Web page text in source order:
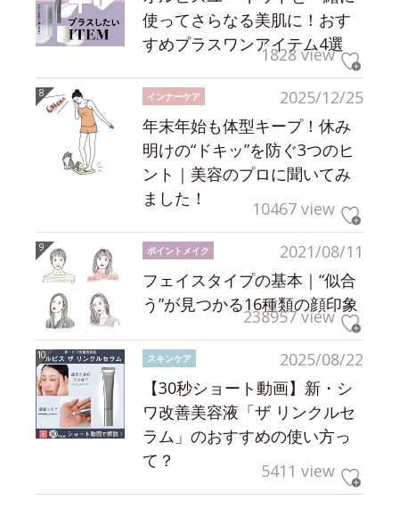
使ってさらなる美肌に！おす
すめプラスワンアイテム4選
1828 view
2025/12/25
インナーケア
年末年始も体型キープ！休み
明けの“ドキッ”を防ぐ3つのヒ
ント｜美容のプロに聞いてみ
ました！
10467 view
2021/08/11
ポイントメイク
フェイスタイプの基本｜“似合
う”が見つかる16種類の顔印象
238957 view
2025/08/22
スキンケア
【30秒ショート動画】新・シ
ワ改善美容液「ザ リンクルセ
ラム」のおすすめの使い方っ
て？
5411 view